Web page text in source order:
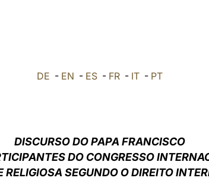
DE - EN - ES - FR - IT - PT
DISCURSO DO PAPA FRANCISCO
DO CONGRESSO
RELIGIOSA SEGUNDO O DIREITO